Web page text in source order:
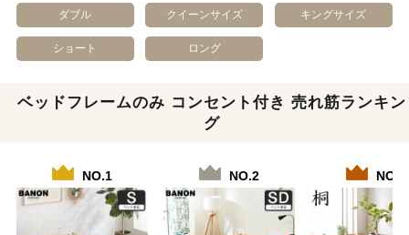
ダブル クイーンサイズ キングサイズ
ショート ロング
ベッドフレームのみ コンセント付き 売れ筋ランキン
グ
NO.1 NO.2 NO.3